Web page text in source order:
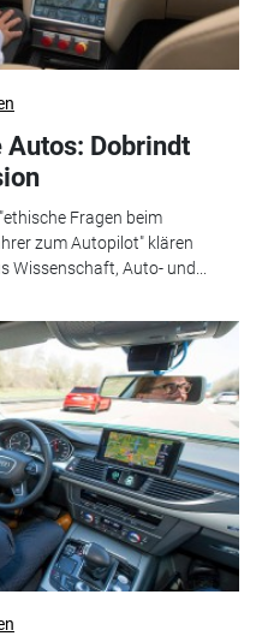
Dobrindt
Fragen beim
zum Autopilot" klären
Wissenschaft, Auto- und...